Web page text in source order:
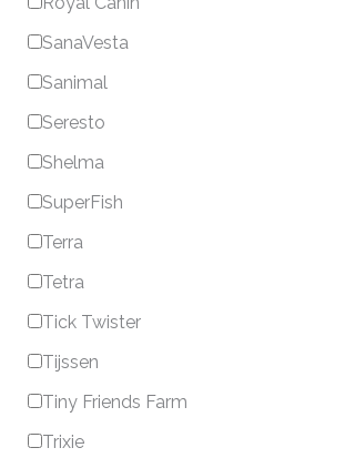
SanaVesta
Sanimal
Seresto
Shelma
SuperFish
Terra
Tetra
Tick Twister
Tijssen
Tiny Friends Farm
Trixie